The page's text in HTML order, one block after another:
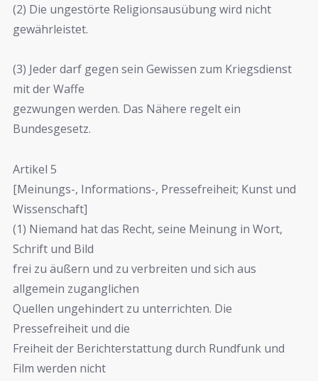
(2) Die ungestörte Religionsausübung wird nicht
gewährleistet.
(3) Jeder darf gegen sein Gewissen zum Kriegsdienst
mit der Waffe
gezwungen werden. Das Nähere regelt ein
Bundesgesetz.
Artikel 5
[Meinungs-, Informations-, Pressefreiheit; Kunst und
Wissenschaft]
(1) Niemand hat das Recht, seine Meinung in Wort,
Schrift und Bild
frei zu äußern und zu verbreiten und sich aus
allgemein zuganglichen
Quellen ungehindert zu unterrichten. Die
Pressefreiheit und die
Freiheit der Berichterstattung durch Rundfunk und
Film werden nicht